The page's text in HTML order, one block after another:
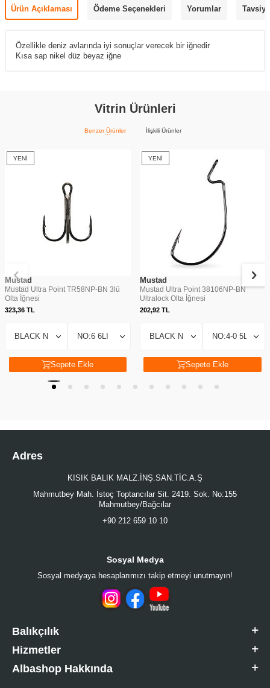
Ürün Açıklaması Ödeme Seçenekleri Yorumlar
Özellikle deniz avlarında iyi sonuçlar verecek bir iğnedir
Kısa sap nikel düz beyaz iğne
Vitrin Ürünleri
Benzer Ürünler İlişkili Ürünler
YENI
Mustad
Mustad Ultra Point TR58NP-BN 3lü
Olta İğnesi
323,36 TL
Sepete Ekle
YENI
Mustad
Mustad Ultra Point 38106NP-BN
Ultralock Olta İğnesi
202,92TL
Sepete Ekle
Adres
KISIK BALIK MALZ.İNŞ.SAN.TİC.A.Ş
Mahmutbey Mah. İstoç Toptancılar Sit. 2419. Sok. No:155
Mahmutbey/Bağcılar
+90 212 659 10 10
Sosyal Medya
Sosyal medyaya hesaplarımızı takip etmeyi unutmayın!
Balıkçılık
Hizmetler
Albashop Hakkında